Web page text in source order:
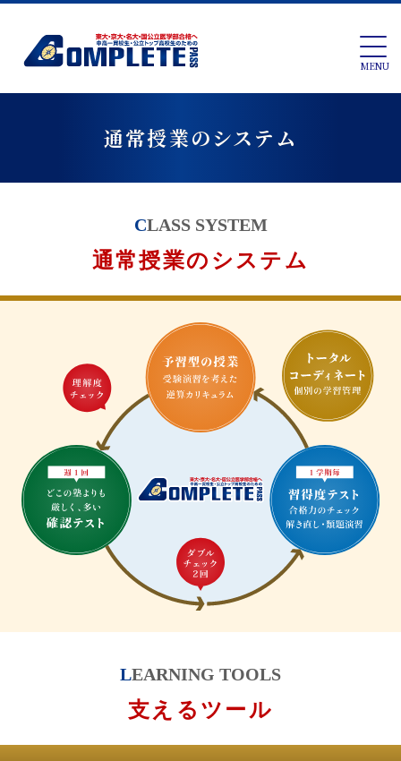
MENU
通常授業のシステム
CLASS SYSTEM
通常授業のシステム
LEARNING TOOLS
支えるツール